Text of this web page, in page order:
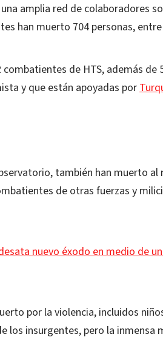
amplia red de colaboradores
han muerto 704 personas,
de HTS, además de
y que están apoyadas por
también han muerto
de otras fuerzas y
nuevo éxodo en medio de
por la violencia, incluidos
los insurgentes, pero la inmensa